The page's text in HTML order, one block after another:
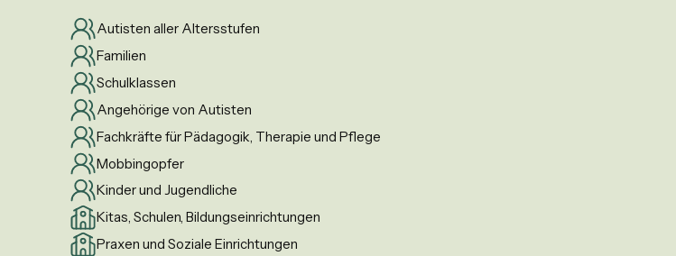
Autisten aller Altersstufen
Familien
Schulklassen
Angehörige von Autisten
Fachkräfte für Pädagogik, Therapie und Pflege
Mobbingopfer
Kinder und Jugendliche
Kitas, Schulen, Bildungseinrichtungen
Praxen und Soziale Einrichtungen